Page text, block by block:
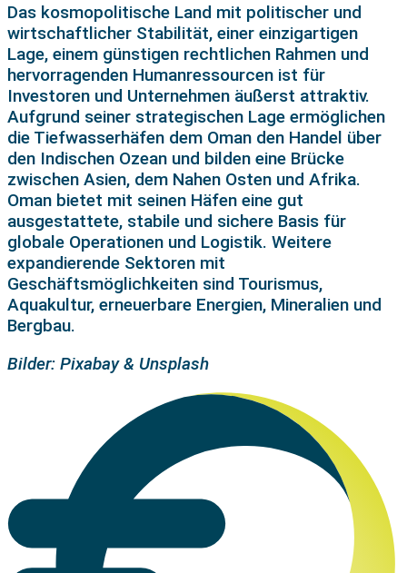
Das kosmopolitische Land mit politischer und
wirtschaftlicher Stabilität, einer einzigartigen
Lage, einem günstigen rechtlichen Rahmen und
hervorragenden Humanressourcen ist für
Investoren und Unternehmen äußerst attraktiv.
Aufgrund seiner strategischen Lage ermöglichen
die Tiefwasserhäfen dem Oman den Handel über
den Indischen Ozean und bilden eine Brücke
zwischen Asien, dem Nahen Osten und Afrika.
Oman bietet mit seinen Häfen eine gut
ausgestattete, stabile und sichere Basis für
globale Operationen und Logistik. Weitere
expandierende Sektoren mit
Geschäftsmöglichkeiten sind Tourismus,
Aquakultur, erneuerbare Energien, Mineralien und
Bergbau.
Bilder: Pixabay & Unsplash